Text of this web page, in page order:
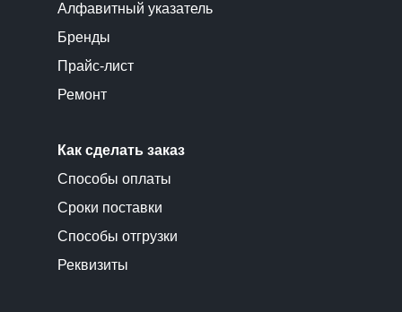
Алфавитный указатель
Бренды
Прайс-лист
Ремонт
Как сделать заказ
Способы оплаты
Сроки поставки
Способы отгрузки
Реквизиты